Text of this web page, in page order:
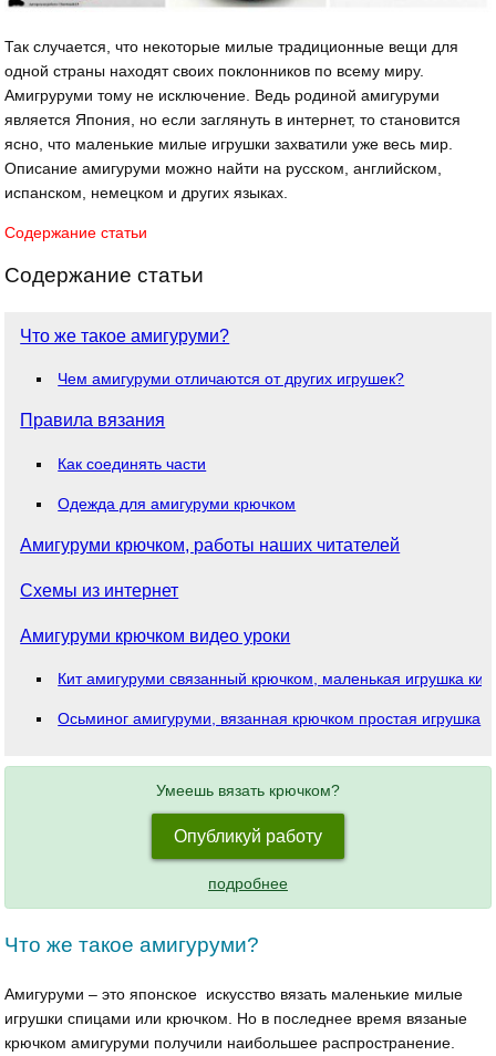
Так случается, что некоторые милые традиционные вещи для
одной страны находят своих поклонников по всему миру.
Амигруруми тому не исключение. Ведь родиной амигуруми
является Япония, но если заглянуть в интернет, то становится
ясно, что маленькие милые игрушки захватили уже весь мир.
Описание амигуруми можно найти на русском, английском,
испанском, немецком и других языках.
Содержание статьи
Содержание статьи
Что же такое амигуруми?
Чем амигуруми отличаются от других игрушек?
Правила вязания
Как соединять части
Одежда для амигуруми крючком
Амигуруми крючком, работы наших читателей
Cхемы из интернет
Амигуруми крючком видео уроки
Кит амигуруми связанный крючком, маленькая игрушка
Осьминог амигуруми, вязанная крючком простая игрушка
Умеешь вязать крючком?
Опубликуй работу
подробнее
Что же такое амигуруми?
Амигуруми – это японское искусство вязать маленькие милые
игрушки спицами или крючком. Но в последнее время вязаные
крючком амигуруми получили наибольшее распространение.